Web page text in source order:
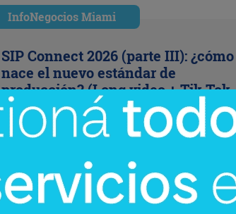
InfoNegocios Miami
SIP Connect 2026 (parte III): ¿cómo
nace el nuevo estándar de
producción? (Long video + Tik Tok
multi cross + eventos)